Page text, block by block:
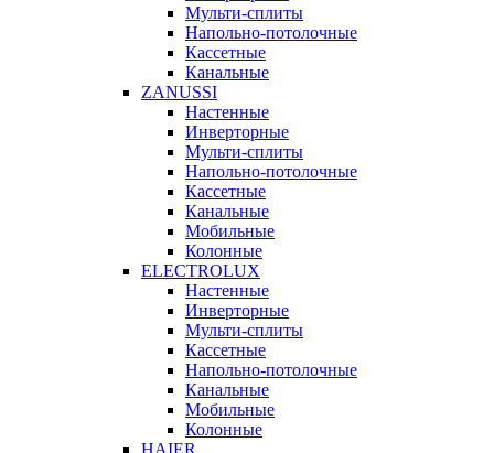
Мульти-сплиты
Напольно-потолочные
Кассетные
Канальные
ZANUSSI
Настенные
Инверторные
Мульти-сплиты
Напольно-потолочные
Кассетные
Канальные
Мобильные
Колонные
ELECTROLUX
Настенные
Инверторные
Мульти-сплиты
Кассетные
Напольно-потолочные
Канальные
Мобильные
Колонные
HAIER